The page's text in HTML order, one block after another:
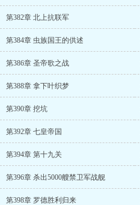
第382章 北上抗联军
第384章 虫族国王的供述
第386章 圣帝歌之战
第388章 拿下叶织梦
第390章 挖坑
第392章 七皇帝国
第394章 第十九关
第396章 杀出5000艘禁卫军战舰
第398章 罗德胜利归来